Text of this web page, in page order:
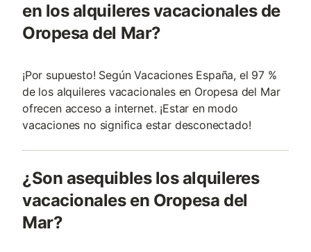
en los alquileres vacacionales de
Oropesa del Mar?
¡Por supuesto! Según Vacaciones España, el 97 %
de los alquileres vacacionales en Oropesa del Mar
ofrecen acceso a internet. ¡Estar en modo
vacaciones no significa estar desconectado!
¿Son asequibles los alquileres
vacacionales en Oropesa del
Mar?